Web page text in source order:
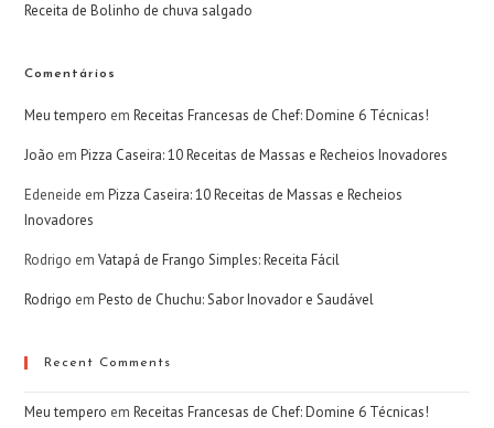
Receita de Bolinho de chuva salgado
Comentários
Meu tempero emReceitas Francesas de Chef: Domine 6 Técnicas!
João emPizza Caseira: 10 Receitas de Massas e Recheios Inovadores
Edeneide emPizza Caseira: 10 Receitas de Massas e Recheios
Inovadores
Rodrigo emVatapá de Frango Simples: Receita Fácil
Rodrigo emPesto de Chuchu: Sabor Inovador e Saudável
Recent Comments
Meu tempero emReceitas Francesas de Chef: Domine 6 Técnicas!